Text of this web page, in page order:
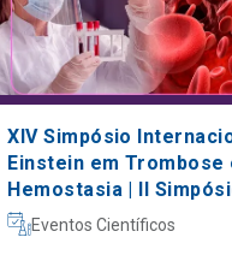
XIV Simpósio
Einstein em Trombose
Hemostasia | II
Hematologia
Eventos Científicos